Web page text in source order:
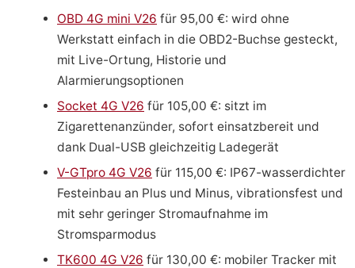
OBD 4G mini V26 für 95,00 €: wird ohne
Werkstatt einfach in die OBD2-Buchse gesteckt,
mit Live-Ortung, Historie und
Alarmierungsoptionen
Socket 4G V26 für 105,00 €: sitzt im
Zigarettenanzünder, sofort einsatzbereit und
dank Dual-USB gleichzeitig Ladegerät
V-GTpro 4G V26 für 115,00 €: IP67-wasserdichter
Festeinbau an Plus und Minus, vibrationsfest und
mit sehr geringer Stromaufnahme im
Stromsparmodus
TK600 4G V26 für 130,00 €: mobiler Tracker mit